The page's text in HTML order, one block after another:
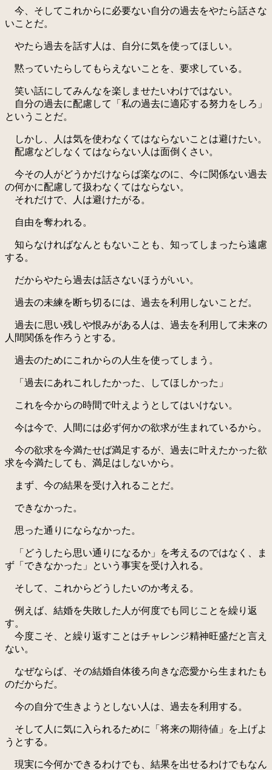
今、そしてこれからに必要ない自分の過去をやたら話さな
いことだ。
やたら過去を話す人は、自分に気を使ってほしい。
黙っていたらしてもらえないことを、要求している。
笑い話にしてみんなを楽しませたいわけではない。
自分の過去に配慮して「私の過去に適応する努力をしろ」
ということだ。
しかし、人は気を使わなくてはならないことは避けたい。
配慮などしなくてはならない人は面倒くさい。
今その人がどうかだけならば楽なのに、今に関係ない過去
の何かに配慮して扱わなくてはならない。
それだけで、人は避けたがる。
自由を奪われる。
知らなければなんともないことも、知ってしまったら遠慮
する。
だからやたら過去は話さないほうがいい。
過去の未練を断ち切るには、過去を利用しないことだ。
過去に思い残しや恨みがある人は、過去を利用して未来の
人間関係を作ろうとする。
過去のためにこれからの人生を使ってしまう。
「過去にあれこれしたかった、してほしかった」
これを今からの時間で叶えようとしてはいけない。
今は今で、人間には必ず何かの欲求が生まれているから。
今の欲求を今満たせば満足するが、過去に叶えたかった欲
求を今満たしても、満足はしないから。
まず、今の結果を受け入れることだ。
できなかった。
思った通りにならなかった。
「どうしたら思い通りになるか」を考えるのではなく、ま
ず「できなかった」という事実を受け入れる。
そして、これからどうしたいのか考える。
例えば、結婚を失敗した人が何度でも同じことを繰り返
す。
今度こそ、と繰り返すことはチャレンジ精神旺盛だと言え
ない。
なぜならば、その結婚自体後ろ向きな恋愛から生まれたも
のだからだ。
今の自分で生きようとしない人は、過去を利用する。
そして人に気に入られるために「将来の期待値」を上げよ
うとする。
現実に今何かできるわけでも、結果を出せるわけでもなん